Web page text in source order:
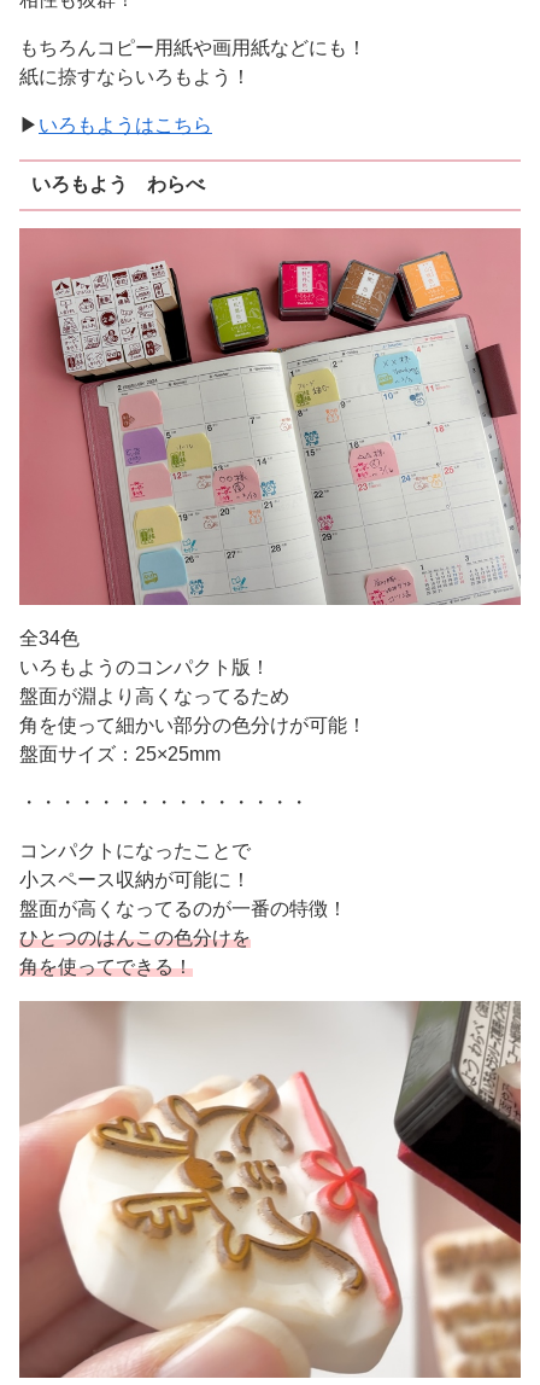
もちろんコピー用紙や画用紙などにも！
紙に捺すならいろもよう！
▶ いろもようはこちら
いろもよう わらべ
全34色
いろもようのコンパクト版！
盤面が淵より高くなってるため
角を使って細かい部分の色分けが可能！
盤面サイズ：25×25mm
・・・・・・・・・・・・・・・
コンパクトになったことで
小スペース収納が可能に！
盤面が高くなってるのが一番の特徴！
ひとつのはんこの色分けを
角を使ってできる！